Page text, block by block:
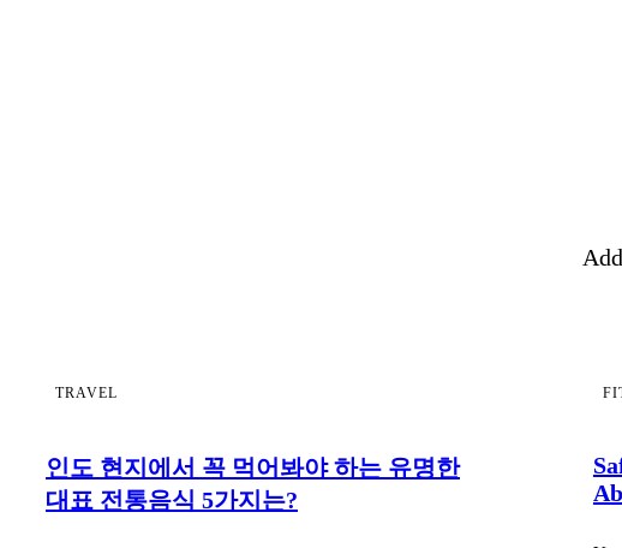
TRAVEL
인도 현지에서 꼭 먹어봐야 하는 유명한
대표 전통음식 5가지는?